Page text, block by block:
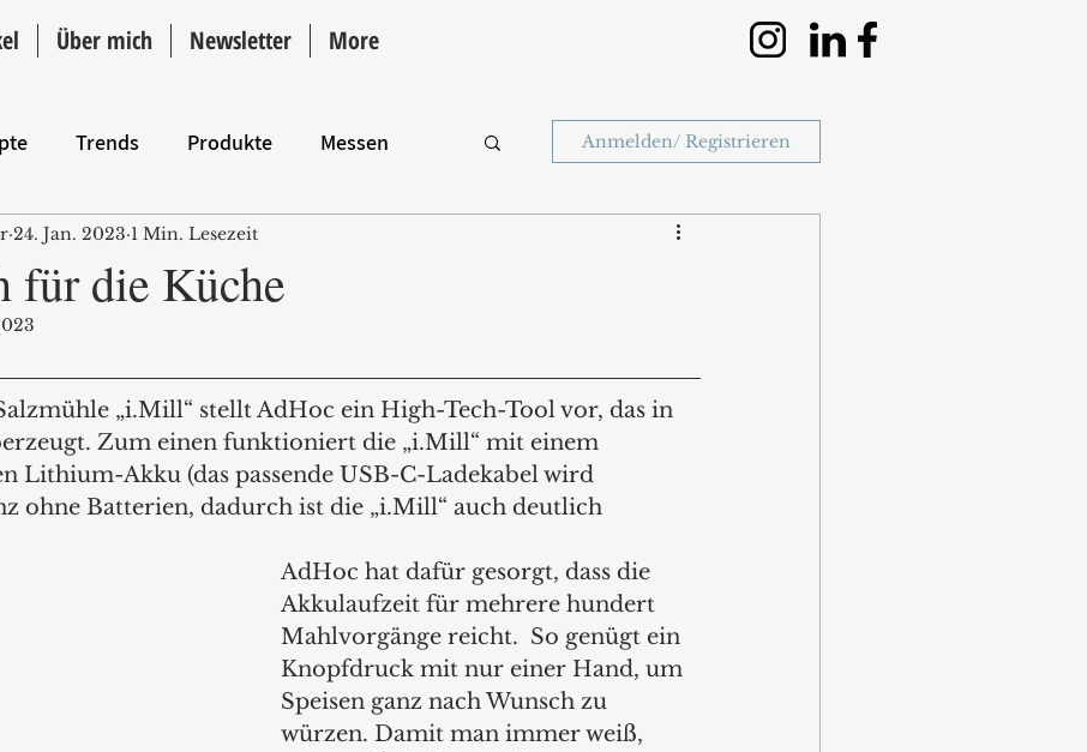
Über mich Newsletter More
Trends Produkte Messen
Intro
Anmelden/ Registrieren
für die Küche
24. Jan. 2023 1 Min. Lesezeit
„i.Mill“ stellt AdHoc ein High-Tech-Tool vor, das in
Zum einen funktioniert die „i.Mill“ mit einem
Lithium-Akku (das passende USB-C-Ladekabel wird
ohne Batterien, dadurch ist die „i.Mill“ auch deutlich
AdHoc hat dafür gesorgt, dass die
Akkulaufzeit für mehrere hundert
Mahlvorgänge reicht.  So genügt ein
Knopfdruck mit nur einer Hand, um
Speisen ganz nach Wunsch zu
würzen. Damit man immer weiß,